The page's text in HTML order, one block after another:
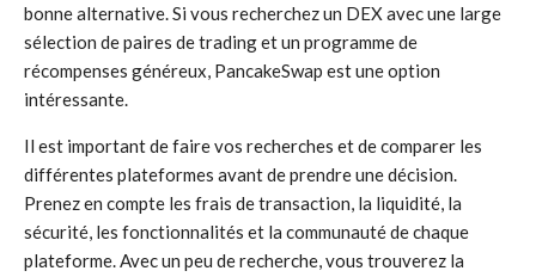
bonne alternative. Si vous recherchez un DEX avec une large
sélection de paires de trading et un programme de
récompenses généreux, PancakeSwap est une option
intéressante.
Il est important de faire vos recherches et de comparer les
différentes plateformes avant de prendre une décision.
Prenez en compte les frais de transaction, la liquidité, la
sécurité, les fonctionnalités et la communauté de chaque
plateforme. Avec un peu de recherche, vous trouverez la